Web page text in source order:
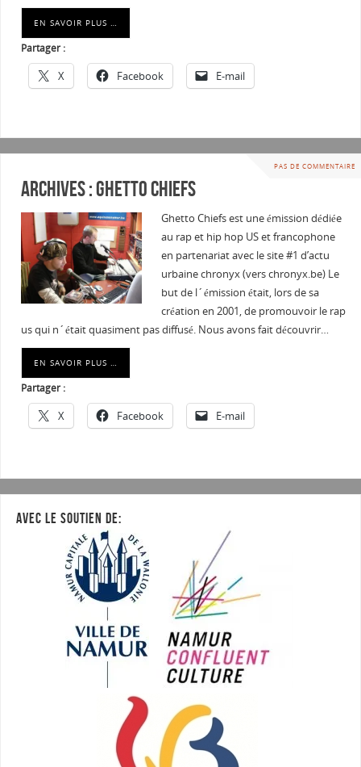
EN SAVOIR PLUS …
Partager :
X Facebook E-mail
PAS DE COMMENTAIRE
Archives : Ghetto chiefs
Ghetto Chiefs est une émission dédiée
au rap et hip hop US et francophone
en partenariat avec le site #1 d’actu
urbaine chronyx (vers chronyx.be) Le
but de l´émission était, lors de sa
création en 2001, de promouvoir le rap
us qui n´était quasiment pas diffusé. Nous avons fait découvrir…
EN SAVOIR PLUS …
Partager :
X Facebook E-mail
AVEC LE SOUTIEN DE: